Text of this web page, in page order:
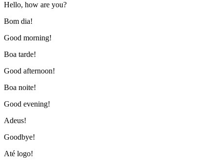
Hello, how are you?
Bom dia!
Good morning!
Boa tarde!
Good afternoon!
Boa noite!
Good evening!
Adeus!
Goodbye!
Até logo!